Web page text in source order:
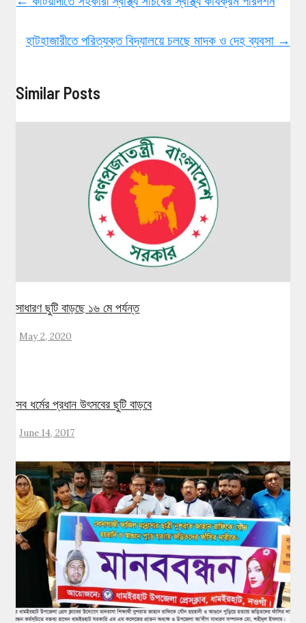
হাটহাজারীতে পরিত্যক্ত বিদ্যালয়ে চলছে মাদক ও দেহ ব্যবসা →
Similar Posts
সাধারণ ছুটি বাড়ছে ১৬ মে পর্যন্ত
May 2, 2020
সব ধর্মের প্রধান উৎসবের ছুটি বাড়বে
June 14, 2017